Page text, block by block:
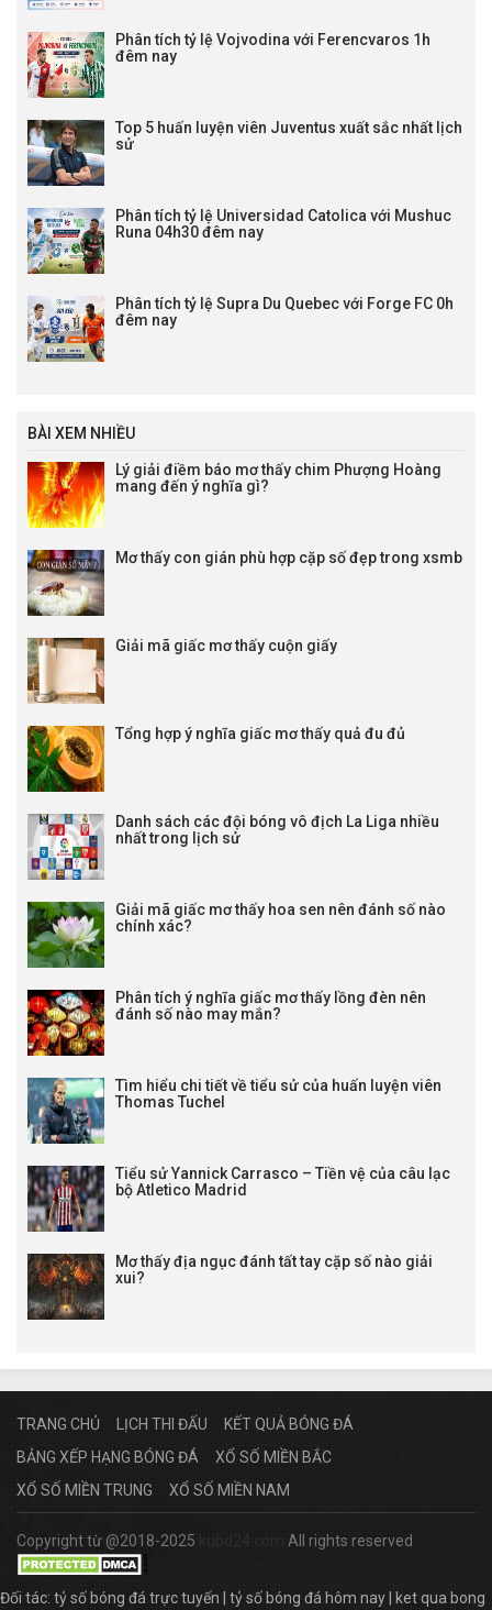
Phân tích tỷ lệ Vojvodina với Ferencvaros 1h
đêm nay
Top 5 huấn luyện viên Juventus xuất sắc nhất lịch
sử
Phân tích tỷ lệ Universidad Catolica với Mushuc
Runa 04h30 đêm nay
Phân tích tỷ lệ Supra Du Quebec với Forge FC 0h
đêm nay
BÀI XEM NHIỀU
Lý giải điềm báo mơ thấy chim Phượng Hoàng
mang đến ý nghĩa gì?
Mơ thấy con gián phù hợp cặp số đẹp trong xsmb
Giải mã giấc mơ thấy cuộn giấy
Tổng hợp ý nghĩa giấc mơ thấy quả đu đủ
Danh sách các đội bóng vô địch La Liga nhiều
nhất trong lịch sử
Giải mã giấc mơ thấy hoa sen nên đánh số nào
chính xác?
Phân tích ý nghĩa giấc mơ thấy lồng đèn nên
đánh số nào may mắn?
Tìm hiểu chi tiết về tiểu sử của huấn luyện viên
Thomas Tuchel
Tiểu sử Yannick Carrasco – Tiền vệ của câu lạc
bộ Atletico Madrid
Mơ thấy địa ngục đánh tất tay cặp số nào giải
xui?
TRANG CHỦ LỊCH THI ĐẤU
KẾT QUẢ BÓNG ĐÁ
BẢNG XẾP HẠNG BÓNG ĐÁ
XỔ SỐ MIỀN BẮC
XỔ SỐ MIỀN TRUNG
XỔ SỐ MIỀN NAM
Copyright từ @2018-2025 All rights reserved
Đối tác: tỷ số bóng đá trực tuyến | tỷ số bóng đá hôm nay| ket qua bong